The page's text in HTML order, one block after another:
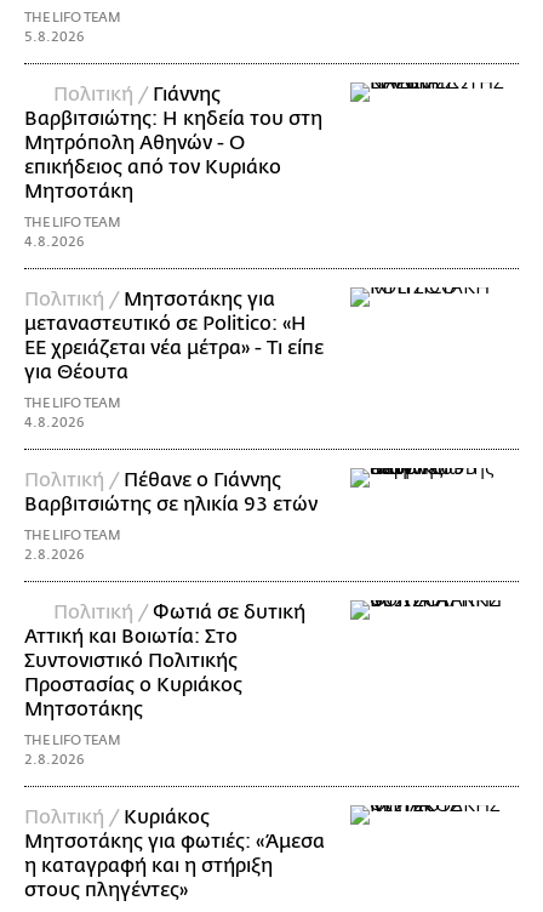
THE LIFO TEAM
5.8.2026
Πολιτική / Γιάννης
Βαρβιτσιώτης: Η κηδεία του στη
Μητρόπολη Αθηνών - Ο
επικήδειος από τον Κυριάκο
Μητσοτάκη
THE LIFO TEAM
4.8.2026
Πολιτική / Μητσοτάκης για
μεταναστευτικό σε Politico: «Η
ΕΕ χρειάζεται νέα μέτρα» - Τι είπε
για Θέουτα
THE LIFO TEAM
4.8.2026
Πολιτική / Πέθανε ο Γιάννης
Βαρβιτσιώτης σε ηλικία 93 ετών
THE LIFO TEAM
2.8.2026
Πολιτική / Φωτιά σε δυτική
Αττική και Βοιωτία: Στο
Συντονιστικό Πολιτικής
Προστασίας ο Κυριάκος
Μητσοτάκης
THE LIFO TEAM
2.8.2026
Πολιτική / Κυριάκος
Μητσοτάκης για φωτιές: «Άμεσα
η καταγραφή και η στήριξη
στους πληγέντες»